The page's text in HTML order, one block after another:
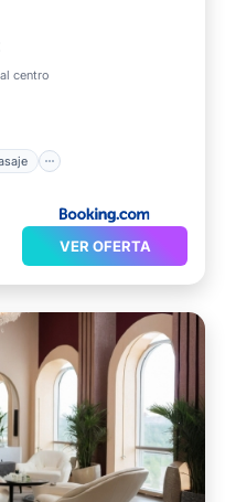
centro
hidromasaje
VER OFERTA